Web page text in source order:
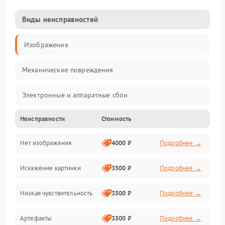
Виды неисправностей
Изображение
Механические повреждения
Электронные и аппаратные сбои
Неисправности сенсора и оптики
Программные ошибки
Электропитание
Измерения
Матрица
Неисправности Стоимость
Нет изображения 4000 ₽ Подробнее →
Искажение картинки 3500 ₽ Подробнее →
Низкая чувствительность 3500 ₽ Подробнее →
Артефакты 3500 ₽ Подробнее →